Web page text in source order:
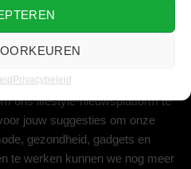
Privacybeleid
ons lifestyle-nieuwsplatform te
jouw suggesties om onze
gezondheid, gadgets en
te werken kunnen we nog meer